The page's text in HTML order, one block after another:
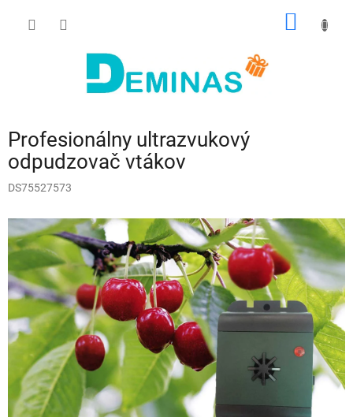
Profesionálny ultrazvukový
odpudzovač vtákov
DS75527573